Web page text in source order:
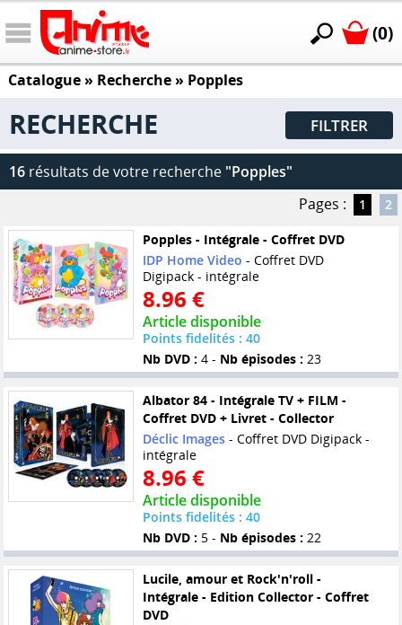
(0)
Catalogue» Recherche » Popples
RECHERCHE FILTRER
16 résultats de votre recherche "Popples"
Pages :
1 2
Popples - Intégrale - Coffret DVD
IDP Home Video - Coffret DVD
Digipack - intégrale
8.96 €
Article disponible
Points fidelités : 40
Nb DVD : 4 - Nb épisodes : 23
Albator 84 - Intégrale TV + FILM -
Coffret DVD + Livret - Collector
Déclic Images- Coffret DVD Digipack -
intégrale
8.96 €
Article disponible
Points fidelités : 40
Nb DVD : 5 - Nb épisodes : 22
Lucile, amour et Rock'n'roll -
Intégrale - Edition Collector - Coffret
DVD